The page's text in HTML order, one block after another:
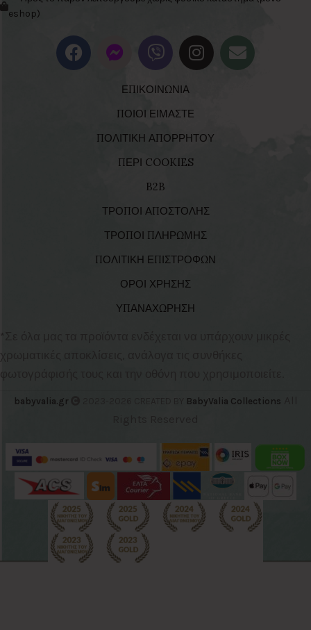
eshop)
ΕΠΙΚΟΙΝΩΝΙΑ
ΠΟΙΟΙ ΕΙΜΑΣΤΕ
ΠΟΛΙΤΙΚΗ ΑΠΟΡΡΗΤΟΥ
ΠΕΡΙ COOKIES
B2B
ΤΡΟΠΟΙ ΑΠΟΣΤΟΛΗΣ
ΤΡΟΠΟΙ ΠΛΗΡΩΜΗΣ
ΠΟΛΙΤΙΚΗ ΕΠΙΣΤΡΟΦΩΝ
ΟΡΟΙ ΧΡΗΣΗΣ
ΥΠΑΝΑΧΩΡΗΣΗ
χρωματικές αποκλίσεις, ανάλογα τις συνθήκες
φωτογράφισής τους και την οθόνη που χρησιμοποιείτε.
babyvalia.gr BabyValia Collections